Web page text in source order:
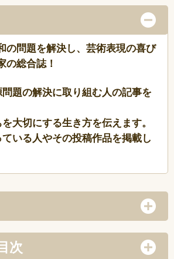
の問題を解決し、芸術表現の喜び
の総合誌！
題の解決に取り組む人の記事を
大切にする生き方を伝えます。
いる人やその投稿作品を掲載し
次